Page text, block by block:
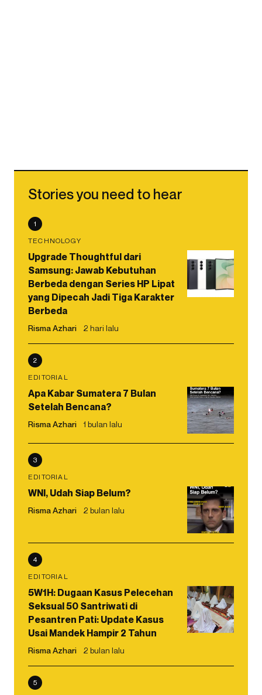
Stories you need to hear
1
TECHNOLOGY
Upgrade Thoughtful dari
Samsung: Jawab Kebutuhan
Berbeda dengan Series HP Lipat
yang Dipecah Jadi Tiga Karakter
Berbeda
Risma Azhari 2 hari lalu
2
EDITORIAL
Apa Kabar Sumatera 7 Bulan
Setelah Bencana?
Risma Azhari 1 bulan lalu
3
EDITORIAL
WNI, Udah Siap Belum?
Risma Azhari 2 bulan lalu
4
EDITORIAL
5W1H: Dugaan Kasus Pelecehan
Seksual 50 Santriwati di
Pesantren Pati: Update Kasus
Usai Mandek Hampir 2 Tahun
Risma Azhari 2 bulan lalu
5